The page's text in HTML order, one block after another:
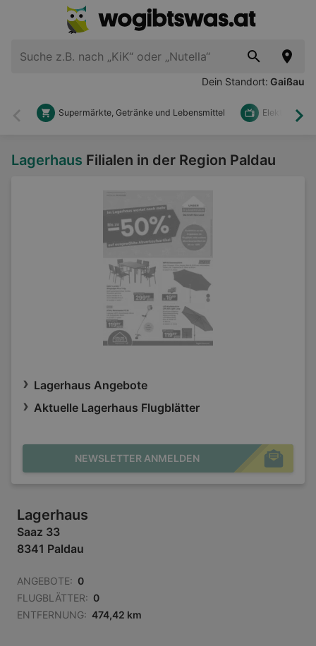
Dein Standort: Gaißau
Zurück
Supermärkte, Getränke und Lebensmittel Elektronik
Lagerhaus Filialen in der Region Paldau
Lagerhaus Angebote
Aktuelle Lagerhaus Flugblätter
NEWSLETTER ANMELDEN
Lagerhaus
Saaz 33
8341 Paldau
ANGEBOTE: 0
FLUGBLÄTTER: 0
ENTFERNUNG: 474,42 km